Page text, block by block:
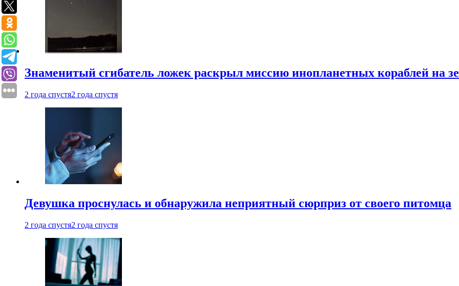
Знаменитый сгибатель ложек раскрыл миссию инопланетных кораблей на
2 года спустя2 года спустя
Девушка проснулась и обнаружила неприятный сюрприз от своего питомца
2 года спустя2 года спустя